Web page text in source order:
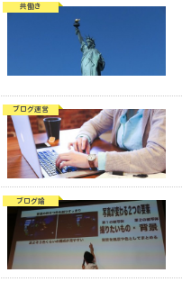
共働き
ブログ運営
ブログ論